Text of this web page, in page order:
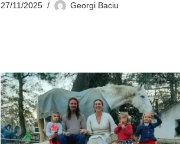
27/11/2025 Georgi Baciu